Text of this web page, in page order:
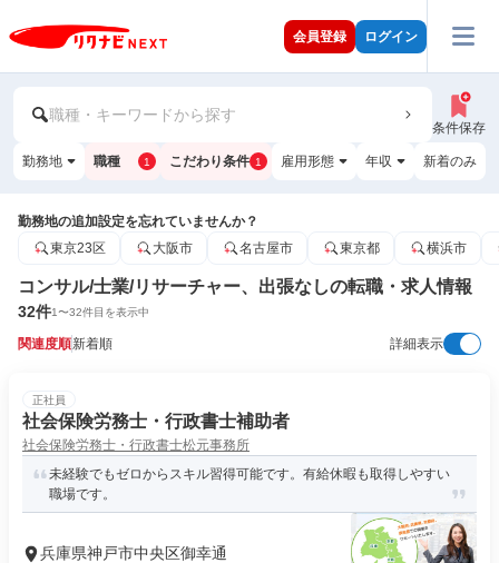
会員登録 ログイン
職種・キーワードから探す
条件保存
勤務地 職種 1 こだわり条件 1 雇用形態 年収 新着のみ
勤務地の追加設定を忘れていませんか？
東京23区
大阪市 名古屋市 東京都 横浜市
コンサル/士業/リサーチャー、出張なしの転職・求人情報
32件1〜32件目を表示中
関連度順新着順 詳細表示
正社員
社会保険労務士・行政書士補助者
社会保険労務士・行政書士松元事務所
未経験でもゼロからスキル習得可能です。有給休暇も取得しやすい
職場です。
兵庫県神戸市中央区御幸通